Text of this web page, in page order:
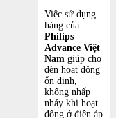
Việc sử dụng
hàng của
Philips
Advance Việt
Nam giúp cho
đèn hoạt động
ổn định,
không nhấp
nháy khi hoạt
động ở điện áp